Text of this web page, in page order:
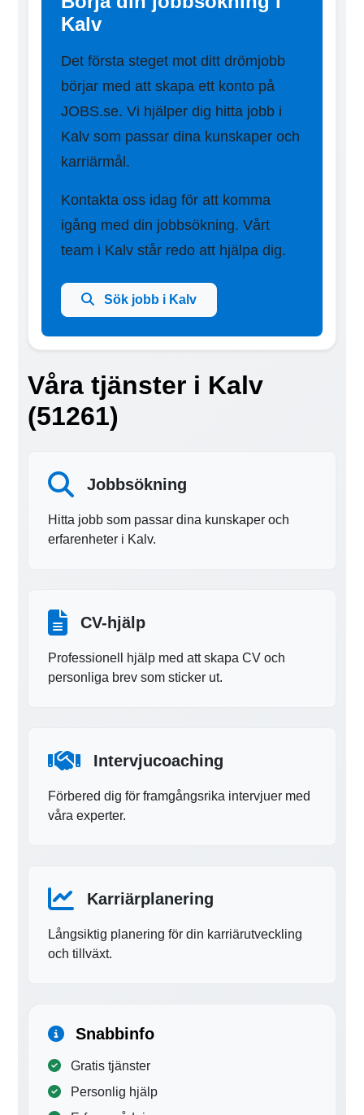
Kalv
Det första steget mot ditt drömjobb
börjar med att skapa ett konto på
JOBS.se. Vi hjälper dig hitta jobb i
Kalv som passar dina kunskaper och
karriärmål.
Kontakta oss idag för att komma
igång med din jobbsökning. Vårt
team i Kalv står redo att hjälpa dig.
Sök jobb i Kalv
Våra tjänster i Kalv
(51261)
Jobbsökning
Hitta jobb som passar dina kunskaper och
erfarenheter i Kalv.
CV-hjälp
Professionell hjälp med att skapa CV och
personliga brev som sticker ut.
Intervjucoaching
Förbered dig för framgångsrika intervjuer med
våra experter.
Karriärplanering
Långsiktig planering för din karriärutveckling
och tillväxt.
Snabbinfo
Gratis tjänster
Personlig hjälp